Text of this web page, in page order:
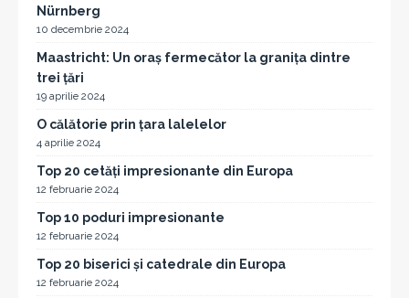
Nürnberg
10 decembrie 2024
Maastricht: Un oraș fermecător la granița dintre
trei țări
19 aprilie 2024
O călătorie prin țara lalelelor
4 aprilie 2024
Top 20 cetăți impresionante din Europa
12 februarie 2024
Top 10 poduri impresionante
12 februarie 2024
Top 20 biserici și catedrale din Europa
12 februarie 2024